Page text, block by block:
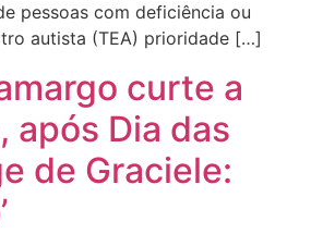
pessoas com deficiência ou
autista (TEA) prioridade […]
curte a
após Dia das
de Graciele: